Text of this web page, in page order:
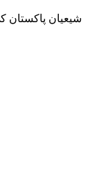
شیعیان پاکستان